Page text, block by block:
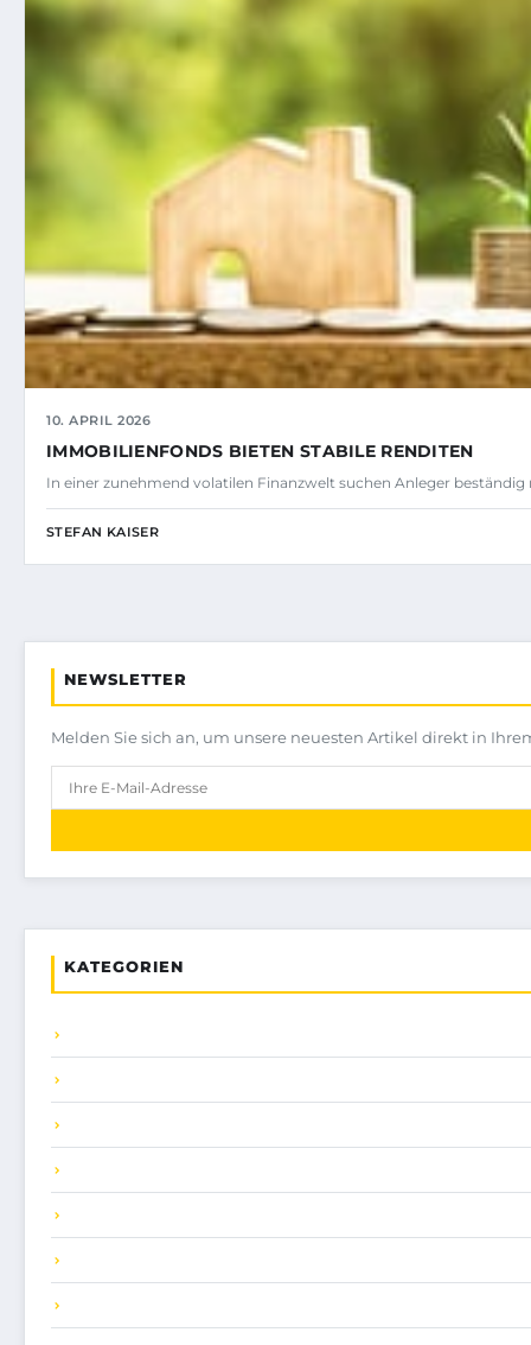
10. APRIL 2026
IMMOBILIENFONDS BIETEN STABILE RENDITEN
In einer zunehmend volatilen Finanzwelt suchen Anleger
STEFAN KAISER
NEWSLETTER
Melden Sie sich an, um unsere neuesten Artikel direkt in
KATEGORIEN